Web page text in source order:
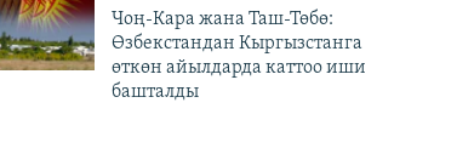
Чоң-Кара жана Таш-Төбө:
Өзбекстандан Кыргызстанга
өткөн айылдарда каттоо иши
башталды